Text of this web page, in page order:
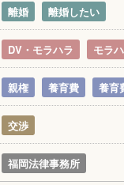
離婚 離婚したい
DV・モラハラ モラ
親権 養育費 養育
交渉
福岡法律事務所